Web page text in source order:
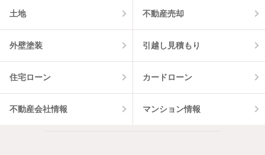
土地 不動産売却
外壁塗装 引越し見積もり
住宅ローン カードローン
不動産会社情報 マンション情報